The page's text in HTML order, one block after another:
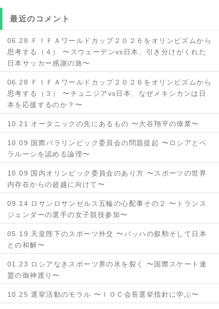
最近のコメント
06.28 ＦＩＦＡワールドカップ２０２６をオリンピズムから
思考する（４） 〜スウェーデンvs日本、引き分けがくれた
日本サッカー感謝の旅〜
06.28 ＦＩＦＡワールドカップ２０２６をオリンピズムから
思考する（３） 〜チュニジアvs日本、なぜメキシカンは日
本を応援するのか？〜
10.21 オータニックの先にあるもの 〜大谷翔平の偉業〜
10.09 国際パラリンピック委員会の問題提起 〜ロシアとベ
ラルーシを認める論理〜
10.09 国内オリンピック委員会のあり方 〜スポーツの世界
内存在からの超越に向けて〜
09.14 ロサンロサンゼルス五輪の心配事その２ 〜トランス
ジェンダーの選手の女子競技参加〜
05.19 天皇陛下のスポーツ外交 〜バッハの叙勲そして日本
との和解〜
01.23 ロシアなきスポーツ界の氷を裂く 〜国際スケート連
盟の御神渡り〜
10.25 選挙活動のモラル 〜ＩＯＣ会長選挙指針に学ぶ〜